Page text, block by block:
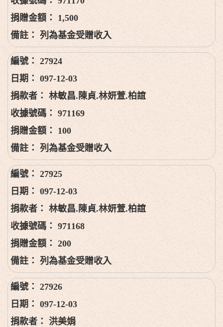
1,500
列為基金受贈收入
27924
097-12-03
林敏昌.陳貞.林妍萱.柏誼
971169
100
列為基金受贈收入
27925
097-12-03
林敏昌.陳貞.林妍萱.柏誼
971168
200
列為基金受贈收入
27926
097-12-03
洪美娟